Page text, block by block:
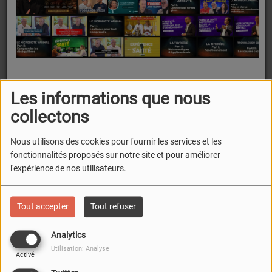
Les informations que nous
collectons
Nous utilisons des cookies pour fournir les services et les
fonctionnalités proposés sur notre site et pour améliorer
l'expérience de nos utilisateurs.
Tout accepter Tout refuser
Analytics
Activé
Utilisation: Analyse